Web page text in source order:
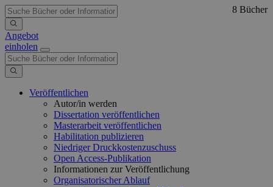
Angebot
einholen
Veröffentlichen
Autor/in werden
Dissertation veröffentlichen
Masterarbeit veröffentlichen
Habilitation publizieren
Niedriger Druckkostenzuschuss
Open Access-Publikation
Informationen zur Veröffentlichung
Organisatorischer Ablauf
8 Bücher